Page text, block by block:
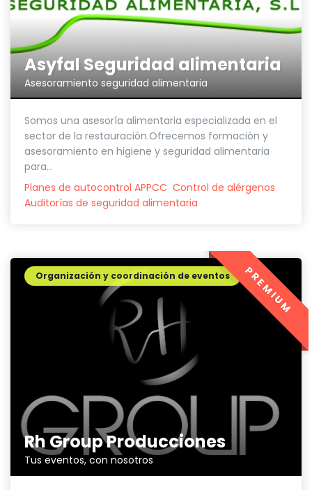
Asyfal Seguridad alimentaria
Asesoramiento seguridad alimentaria
Somos una asesoría alimentaria especializada en el
sector de la restauración.Ofrecemos formación y
asesoramiento en higiene y seguridad alimentaria
para...
Planes de autocontrol APPCC Control de alérgenos
Auditorías de seguridad alimentaria
Rh Group Producciones
Tus eventos, con nosotros
Organización y coordinación de eventos PREMIUM